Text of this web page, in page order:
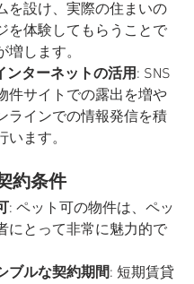
を設け、実際の住まいの
を体験してもらうことで
増します。
ンターネットの活用: SNS
件サイトでの露出を増や
ラインでの情報発信を積
います。
約条件
: ペット可の物件は、ペッ
にとって非常に魅力的で
ブルな契約期間: 短期賃貸